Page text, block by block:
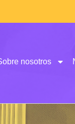
nosotros